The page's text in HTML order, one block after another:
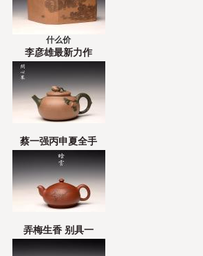
什么价
李彦雄最新力作
蔡一强丙申夏全手
弄梅生香 别具一